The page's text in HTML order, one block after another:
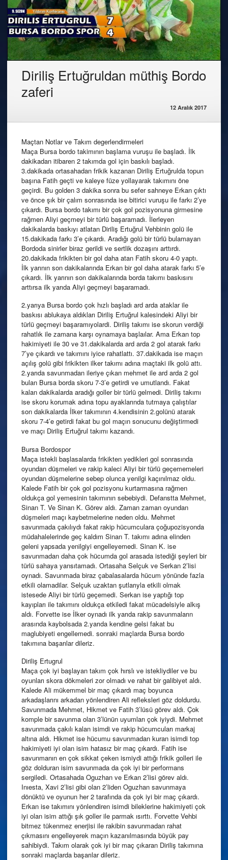
Diriliş Ertuğruldan müthiş Bordo
zaferi
12 Aralık 2017
Maçtan Notlar ve Takım degerlendirmeleri
Maça Bursa bordo takimının başlama vuruşu ile başladı. İlk
dakikadan itibaren 2 takımda gol için baskılı başladı.
3.dakikada ortasahadan frikik kazanan Diriliş Ertuğrulda topun
başına Fatih geçti ve kaleye füze yollayarak takımını öne
geçirdi. Bu golden 3 dakika sonra bu sefer sahneye Erkan çıktı
ve önce şık bir çalım sonrasında ise bitirici vuruşu ile farkı 2’ye
çıkardı. Bursa bordo takımı bir çok gol pozisyonuna girmesine
rağmen Aliyi geçmeyi bir türlü başaramadı. İlerleyen
dakikalarda baskıyı atlatan Diriliş Ertuğrul Vehbinin golü ile
15.dakikada farkı 3’e çıkardı. Aradığı golü bir türlü bulamayan
Bordoda sinirler biraz gerildi ve sertlik dozaşını arttırdı.
20.dakikada frikikten bir gol daha atan Fatih skoru 4-0 yaptı.
İlk yarının son dakikalarında Erkan bir gol daha atarak farkı 5’e
çıkardı. İlk yarının son dakikalarında borda takımı baskısını
arttırsa ilk yarıda Aliyi geçmeyi başaramadı.
2.yarıya Bursa bordo çok hızlı başladı ard arda ataklar ile
baskısı ablukaya aldıkları Diriliş Ertuğrul kalesindeki Aliyi bir
türlü geçmeyi başaramıyolardi. Diriliş takımı ise skorun verdiği
rahatlık ile zamana karşı oynamaya başlaılar. Ama Erkan top
hakimiyeti ile 30 ve 31.dakikalarda ard arda 2 gol atarak farkı
7’ye çıkardı ve takımını iyice rahatlattı. 37.dakikada ise maçın
açılış golü gibi frikikten ilker takımı adına maçtaki ilk golü attı.
2.yarıda savunmadan ileriye çıkan mehmet ile ard arda 2 gol
bulan Bursa borda skoru 7-3’e getirdi ve umutlandı. Fakat
kalan dakikalarda aradığı goller bir türlü gelmedi. Diriliş takımı
ise skoru korumak adına topu ayaklarında tutmaya çalıştılar
son dakikalarda İlker takımının 4.kendisinin 2.golünü atarak
skoru 7-4’e getirdi fakat bu gol maçın sonucunu değiştirmedi
ve maçı Diriliş Ertuğrul takımı kazandı.
Bursa Bordospor
Maça istekli başlasalarda frikikten yedikleri gol sonrasında
oyundan düşmeleri ve rakip kaleci Aliyi bir türlü geçememeleri
oyundan düşmelerine sebep olunca yenilgi kaçınılmaz oldu.
Kalede Fatih bir çok gol pozisyonu kurtarmasına rağmen
oldukça gol yemesinin takımının sebebiydi. Defanstta Mehmet,
Sinan T. Ve Sinan K. Görev aldı. Zaman zaman oyundan
düşmeleri maçı kaybetmelerine neden oldu. Mehmet
savunmada çakılıydı fakat rakip hücumculara çoğupozisyonda
müdahalelerinde geç kaldım Sinan T. takımı adına elinden
geleni yapsada yenilgiyi engelleyemedi. Sinan K. ise
savunmadan daha çok hücumda gol arasada istediği şeyleri bir
türlü sahaya yansıtamadı. Ortasaha Selçuk ve Serkan 2’lisi
oynadı. Savunmada biraz çabalasalarda hücum yönünde fazla
etkili olamadilar. Selçuk uzaktan şutlarıyla etkili olmak
istesede Aliyi bir türlü geçemedi. Serkan ise yaptığı top
kayıpları ile takımını oldukça etkiledi fakat mücadelsiyle alkış
aldı. Forvette ise İlker oynadı ilk yarıda rakip savunmaların
arasında kaybolsada 2.yarıda kendine gelsi fakat bu
maglubiyeti engellemedi. sonraki maçlarda Bursa bordo
takımına başarılar dileriz.
Diriliş Ertugrul
Maça çok iyi başlayan takım çok hırslı ve istekliydiler ve bu
oyunları skora dökmeleri zor olmadı ve rahat bir galibiyet aldı.
Kalede Ali mükemmel bir maç çıkardı maç boyunca
arkadaşlarını arkadan yönlendiren Ali refleksleri göz doldurdu.
Savunmada Mehmet, Hikmet ve Fatih 3’lüsü görev aldı. Çok
komple bir savunma olan 3’lünün uyumları çok iyiydi. Mehmet
savunmada çakılı kalan isimdi ve rakip hücumcuları markaj
altına aldı. Hikmet ise hücumu savunmadan kuran isimdi top
hakimiyeti iyi olan isim hatasız bir maç çıkardı. Fatih ise
savunmanın en çok sikkat çeken ismiydi attığı frikik golleri ile
göz dolduran isim savunmada da çok iyi bir performans
sergiledi. Ortasahada Oguzhan ve Erkan 2’lisi görev aldı.
Inıesta, Xavi 2’lisi gibi olan 2’liden Oguzhan savunmaya
dönüktü ve oyunun her 2 tarafında da çok iyi bir maç çıkardı.
Erkan ise takımını yönlendiren isimdi bileklerine hakimiyeti çok
iyi olan isim attığı şık goller ile parmak ısırttı. Forvette Vehbi
bitmez tükenmez enerjisi ile rakibin savunmadan rahat
çıkmasını engelleyerek maçın kazanılmasında büyük pay
sahibiydi. Takım olarak çok iyi bir maç çıkaran Diriliş takımına
sonraki maçlarda başarılar dileriz.